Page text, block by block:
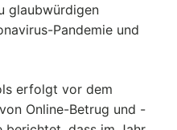
glaubwürdigen
Pandemie und
erfolgt vor dem
Online-Betrug und -